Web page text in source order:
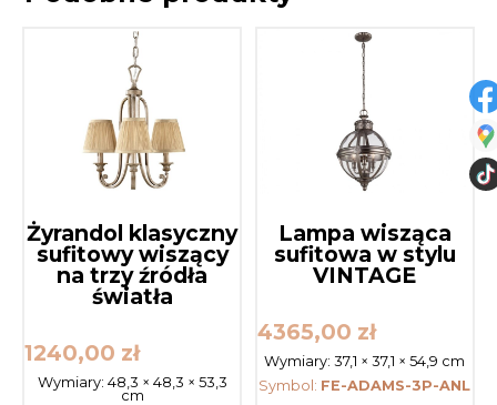
Żyrandol klasyczny
sufitowy wiszący
na trzy źródła
światła
1240,00 zł
Wymiary: 48,3 × 48,3 × 53,3
cm
Lampa wisząca
sufitowa w stylu
VINTAGE
4365,00 zł
Wymiary:37,1 × 37,1 × 54,9 cm
Symbol: FE-ADAMS-3P-ANL